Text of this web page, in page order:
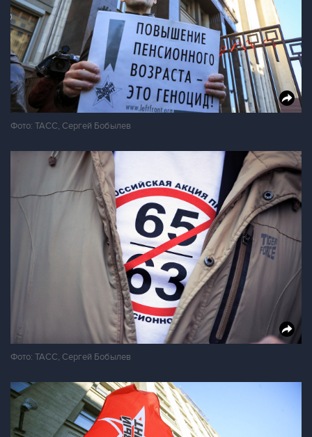
Фото: ТАСС, Сергей Бобылев
Фото: ТАСС, Сергей Бобылев